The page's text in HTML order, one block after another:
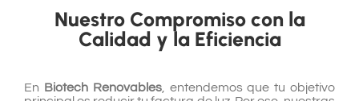
Nuestro Compromiso con la
Calidad y la Eficiencia
En Biotech Renovables, entendemos que tu objetivo